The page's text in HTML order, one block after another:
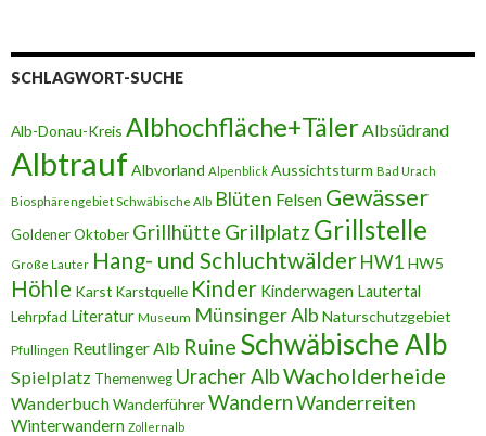
SCHLAGWORT-SUCHE
Alb-Donau-Kreis Albhochfläche+Täler Albsüdrand
Albtrauf Albvorland Alpenblick Aussichtsturm Bad Urach
Biosphärengebiet Schwäbische Alb Blüten Felsen Gewässer
Goldener Oktober Grillhütte Grillplatz Grillstelle
Große Lauter Hang- und SchluchtwälderHW1 HW5
Höhle Karst Karstquelle Kinder Kinderwagen Lautertal
Lehrpfad Literatur Museum Münsinger Alb Naturschutzgebiet
Pfullingen Reutlinger Alb Ruine Schwäbische Alb
Spielplatz Themenweg Uracher AlbWacholderheide
WanderbuchWanderführerWandernWanderreiten
Winterwandern Zollernalb